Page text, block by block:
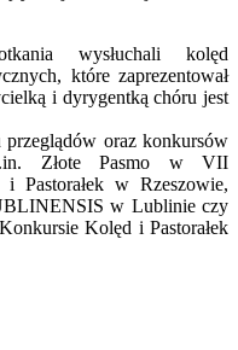
wysłuchali kolęd
które zaprezentował
i dyrygentką chóru jest
oraz konkursów
Złote Pasmo w VII
Pastorałek w Rzeszowie,
w Lublinie czy
Kolęd i Pastorałek